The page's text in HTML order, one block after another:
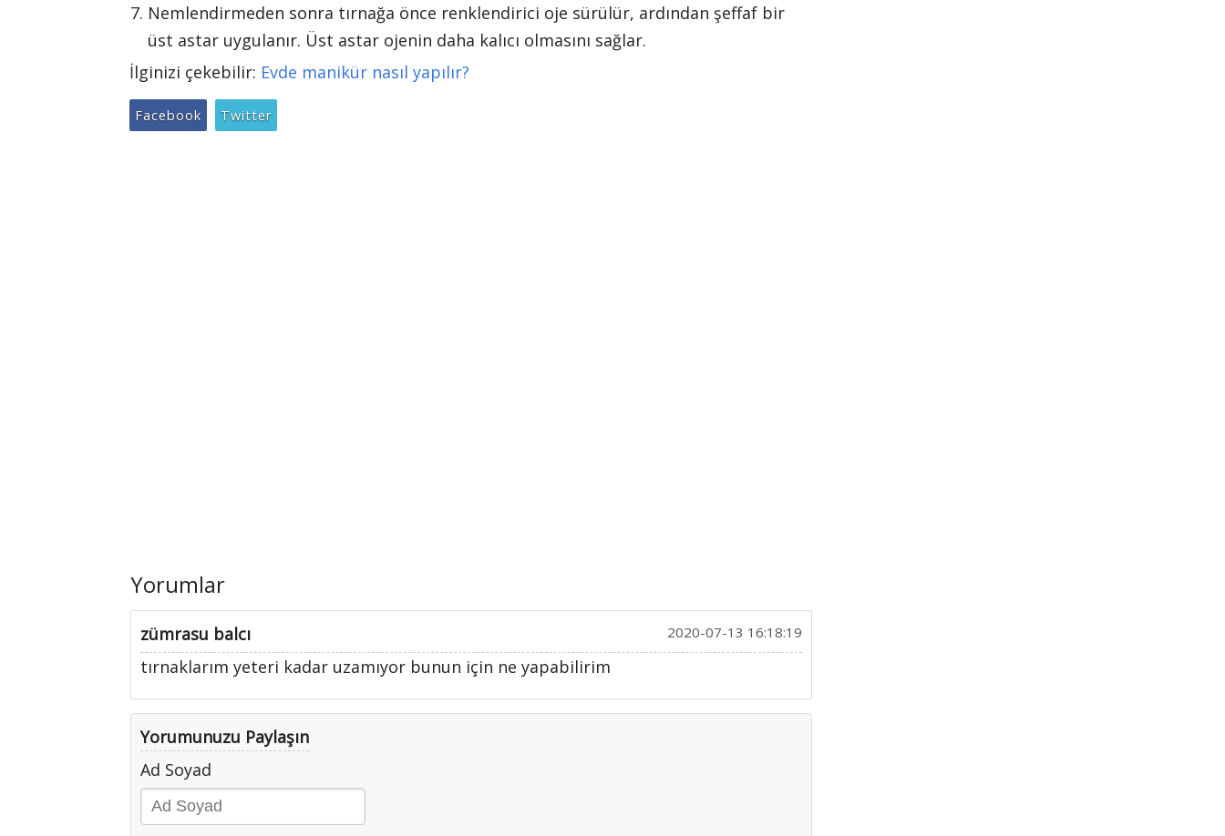
Nemlendirmeden sonra tırnağa önce renklendirici oje sürülür, ardından şeffaf bir
üst astar uygulanır. Üst astar ojenin daha kalıcı olmasını sağlar.
İlginizi çekebilir: Evde manikür nasıl yapılır?
Facebook Twitter
Yorumlar
zümrasu balcı 2020-07-13 16:18:19
tırnaklarım yeteri kadar uzamıyor bunun için ne yapabilirim
Yorumunuzu Paylaşın
Ad Soyad